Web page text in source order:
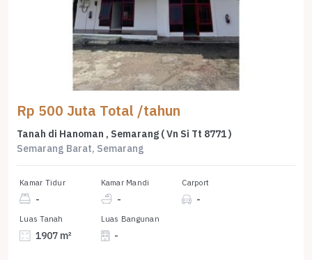
Rp 500 Juta Total /tahun
Tanah di Hanoman , Semarang ( Vn Si Tt 8771 )
Semarang Barat, Semarang
Kamar Tidur
-
Kamar Mandi
-
Carport
-
Luas Tanah
1907 m²
Luas Bangunan
-